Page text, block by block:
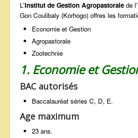
L'Institut de Gestion Agropastorale de
Gon Coulibaly (Korhogo) offres les
Economie et Gestion
Agropastorale
Zootechnie
1. Economie et
BAC autorisés
Baccalauréat séries C, D, E.
Age maximum
23 ans.